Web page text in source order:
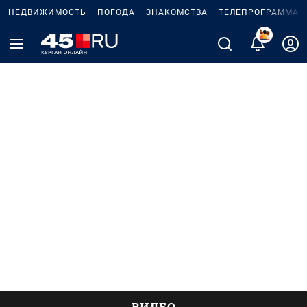
НЕДВИЖИМОСТЬ ПОГОДА ЗНАКОМСТВА ТЕЛЕПРОГРАММА